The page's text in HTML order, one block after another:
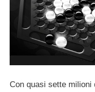
Con quasi sette